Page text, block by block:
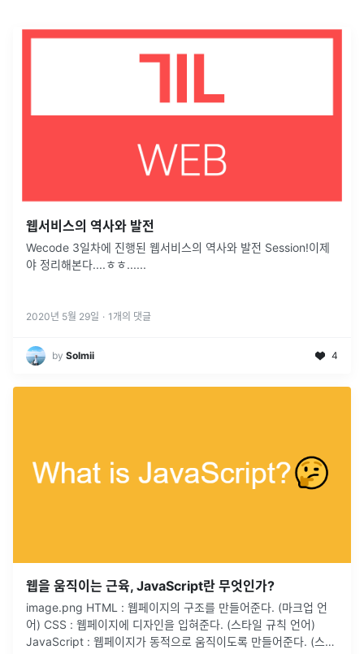
웹서비스의 역사와 발전
Wecode 3일차에 진행된 웹서비스의 역사와 발전 Session!이제
야 정리해본다....ㅎㅎ......
2020년 5월 29일 · 1 개의 댓글
by Solmii 4
웹을 움직이는 근육, JavaScript란 무엇인가?
image.png HTML : 웹페이지의 구조를 만들어준다. (마크업 언
어) CSS : 웹페이지에 디자인을 입혀준다. (스타일 규칙 언어)
JavaScript : 웹페이지가 동적으로 움직이도록 만들어준다. (스크